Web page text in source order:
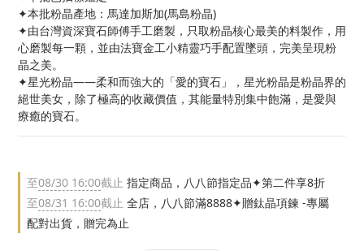
✦本批粉晶產地：馬達加斯加(馬島粉晶)
✦由台灣資深寶石師傅手工磨製，只取粉晶核心最美的料製作，用
心磨製每一顆，並由法寶金工小精靈巧手配置墜頭，完美呈現粉
晶之美。
✦星光粉晶——柔和而強大的「愛的寶石」，星光粉晶是粉晶界的
絕世美女，除了極高的收藏價值，其能量特別集中飽滿，是愛與
療癒的寶石。
至08/30 16:00截止 指定商品，八八節指定品✦第二件享8折
至08/31 16:00截止 全店，八八節滿8888✦贈鈦晶項鍊 -專屬
配對出貨，贈完為止